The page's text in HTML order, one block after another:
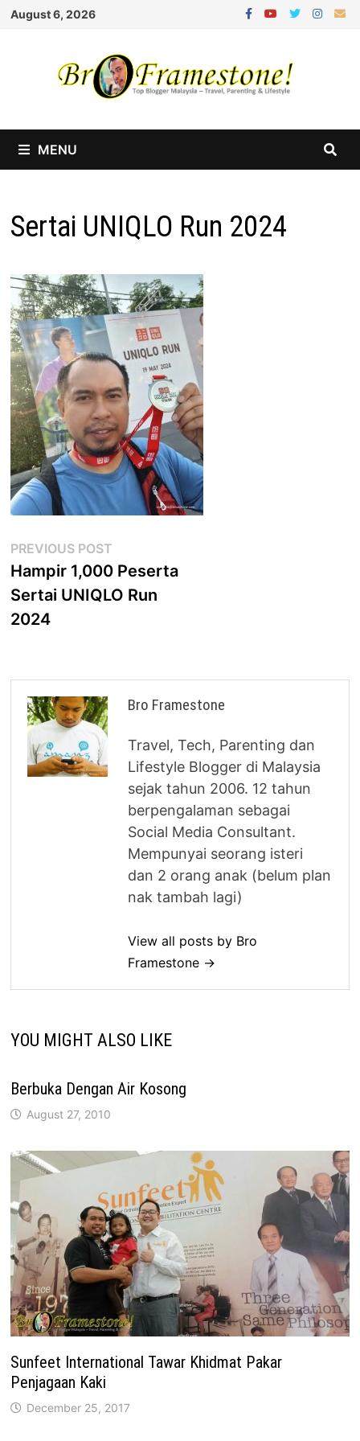
Skip
August 6, 2026
MENU
Sertai UNIQLO Run 2024
Post
navigation
PREVIOUS POST
post:
Hampir 1,000 Peserta
Sertai UNIQLO Run
2024
Bro Framestone
Travel, Tech, Parenting dan
Lifestyle Blogger di Malaysia
sejak tahun 2006. 12 tahun
berpengalaman sebagai
Social Media Consultant.
Mempunyai seorang isteri
dan 2 orang anak (belum plan
nak tambah lagi)
View all posts by Bro
Framestone →
YOU MIGHT ALSO LIKE
Berbuka Dengan Air Kosong
August 27, 2010
Sunfeet International Tawar Khidmat Pakar
Penjagaan Kaki
December 25, 2017